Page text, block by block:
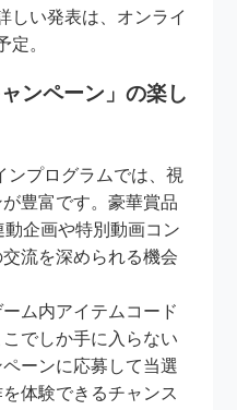
しい発表は、オンライ
定。
ンペーン」の楽し
ンプログラムでは、視
豊富です。豪華賞品
企画や特別動画コン
流を深められる機会
ム内アイテムコード
でしか手に入らない
ーンに応募して当選
体験できるチャンス